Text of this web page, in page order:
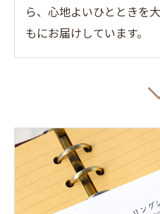
ら、心地よいひとときを
もにお届けしています。